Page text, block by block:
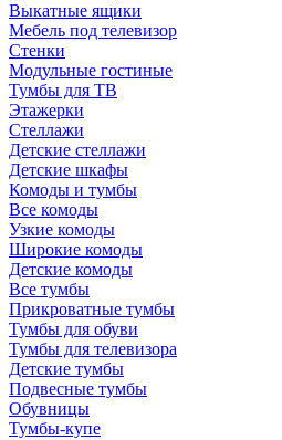
Выкатные ящики
Мебель под телевизор
Стенки
Модульные гостиные
Тумбы для ТВ
Этажерки
Стеллажи
Детские стеллажи
Детские шкафы
Комоды и тумбы
Все комоды
Узкие комоды
Широкие комоды
Детские комоды
Все тумбы
Прикроватные тумбы
Тумбы для обуви
Тумбы для телевизора
Детские тумбы
Подвесные тумбы
Обувницы
Тумбы-купе